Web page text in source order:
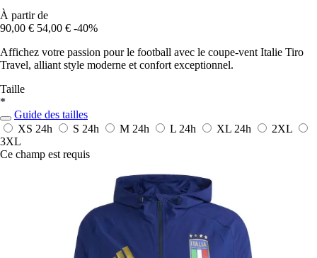
À partir de
90,00 € 54,00 € -40%
Affichez votre passion pour le football avec le coupe-vent Italie Tiro
Travel, alliant style moderne et confort exceptionnel.
Taille
*
Guide des tailles
XS 24h S 24h M 24h L 24h XL 24h
2XL
3XL
Ce champ est requis